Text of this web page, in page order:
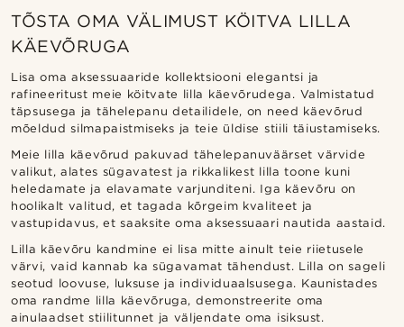
TÕSTA OMA VÄLIMUST KÖITVA LILLA
KÄEVÕRUGA
Lisa oma aksessuaaride kollektsiooni elegantsi ja
rafineeritust meie köitvate lilla käevõrudega. Valmistatud
täpsusega ja tähelepanu detailidele, on need käevõrud
mõeldud silmapaistmiseks ja teie üldise stiili täiustamiseks.
Meie lilla käevõrud pakuvad tähelepanuväärset värvide
valikut, alates sügavatest ja rikkalikest lilla toone kuni
heledamate ja elavamate varjunditeni. Iga käevõru on
hoolikalt valitud, et tagada kõrgeim kvaliteet ja
vastupidavus, et saaksite oma aksessuaari nautida aastaid.
Lilla käevõru kandmine ei lisa mitte ainult teie riietusele
värvi, vaid kannab ka sügavamat tähendust. Lilla on sageli
seotud loovuse, luksuse ja individuaalsusega. Kaunistades
oma randme lilla käevõruga, demonstreerite oma
ainulaadset stiilitunnet ja väljendate oma isiksust.